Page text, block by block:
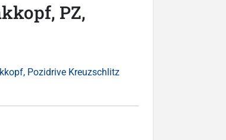
PZ,
Pozidrive Kreuzschlitz